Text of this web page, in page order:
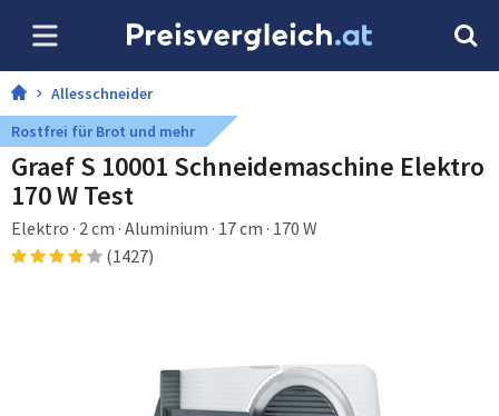
Allesschneider
Rostfrei für Brot und mehr
Graef S 10001 Schneidemaschine Elektro
170 W Test
Elektro · 2 cm · Aluminium · 17 cm · 170 W
(1427)